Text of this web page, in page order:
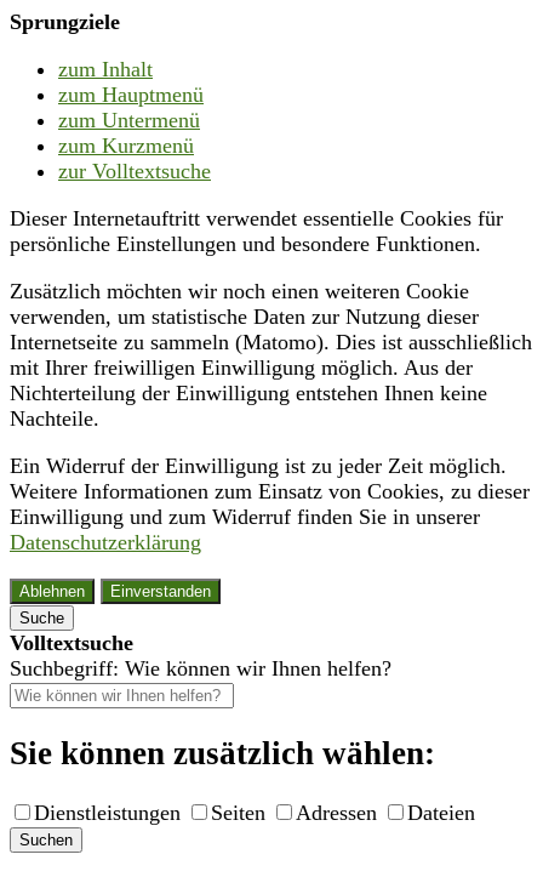
Sprungziele
zum Inhalt
zum Hauptmenü
zum Untermenü
zum Kurzmenü
zur Volltextsuche
Dieser Internetauftritt verwendet essentielle Cookies für
persönliche Einstellungen und besondere Funktionen.
Zusätzlich möchten wir noch einen weiteren Cookie
verwenden, um statistische Daten zur Nutzung dieser
Internetseite zu sammeln (Matomo). Dies ist ausschließlich
mit Ihrer freiwilligen Einwilligung möglich. Aus der
Nichterteilung der Einwilligung entstehen Ihnen keine
Nachteile.
Ein Widerruf der Einwilligung ist zu jeder Zeit möglich.
Weitere Informationen zum Einsatz von Cookies, zu dieser
Einwilligung und zum Widerruf finden Sie in unserer
Datenschutzerklärung
Ablehnen
Einverstanden
Suche
Volltextsuche
Suchbegriff: Wie können wir Ihnen helfen?
Sie können zusätzlich wählen:
Dienstleistungen Seiten Adressen Dateien
Suchen